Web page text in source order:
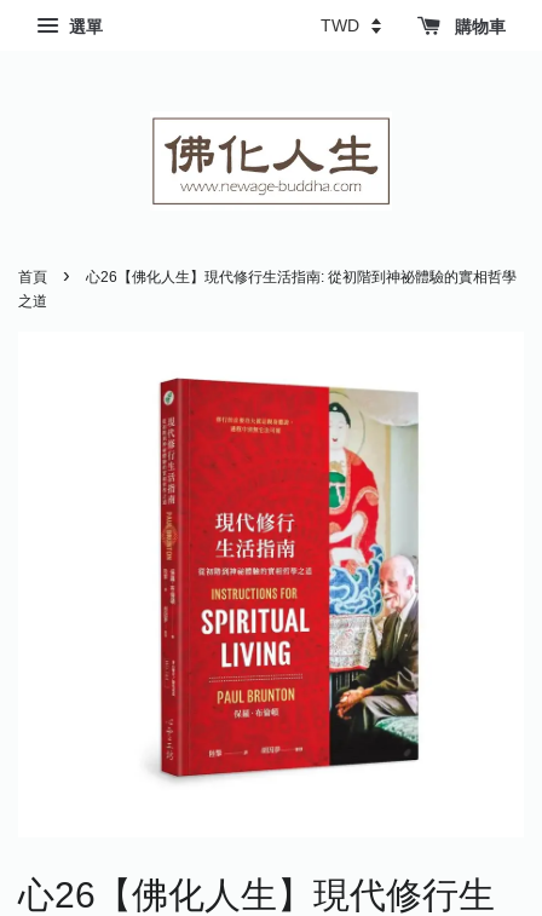
選單 購物車
首頁 ›
心26【佛化人生】現代修行生活指南: 從初階到神祕體驗的實相哲學
之道
心26【佛化人生】現代修行生